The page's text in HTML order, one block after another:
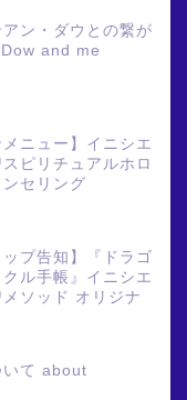
ン・ダウとの繋が
and me
メニュー】イニシエ
ピリチュアルホロ
セリング
ップ告知】『ドラゴ
ル手帳』イニシエ
ソッド オリジナ
いて about